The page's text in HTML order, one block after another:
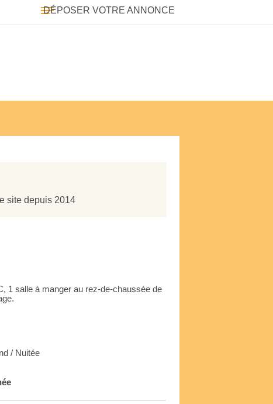
DÉPOSER VOTRE ANNONCE
site depuis 2014
1 salle à manger au rez-de-chaussée de
/ Nuitée